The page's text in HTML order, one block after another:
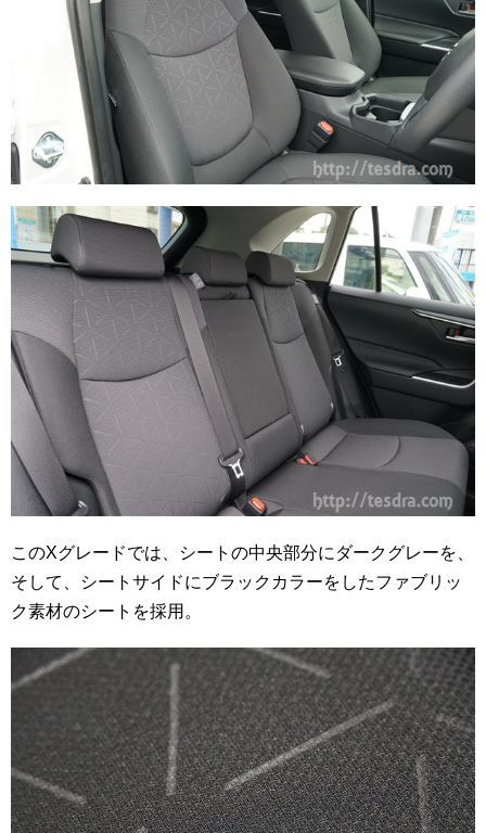
このXグレードでは、シートの中央部分にダークグレーを、
そして、シートサイドにブラックカラーをしたファブリッ
ク素材のシートを採用。